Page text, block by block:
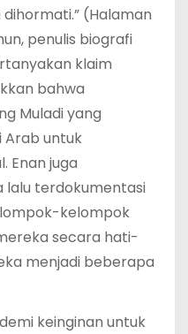
(Halaman
penulis biografi
klaim
bahwa
Muladi yang
untuk
Enan juga
lalu terdokumentasi
kelompok
secara hati-
menjadi beberapa
keinginan untuk